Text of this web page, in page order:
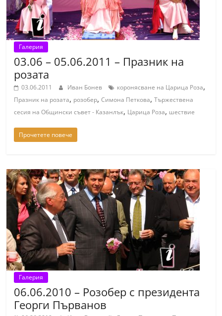
Галерия
03.06 – 05.06.2011 – Празник на
розата
03.06.2011 Иван Бонев коронясване на Царица Роза,
Празник на розата, розобер,Симона Петкова,Тържествена
сесия на Общински съвет - Казанлък, Царица Роза, шествие
Прочетете повече
Галерия
06.06.2010 – Розобер с президента
Георги Първанов